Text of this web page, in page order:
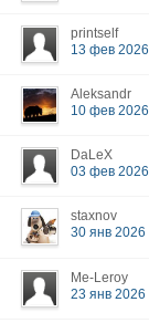
printself
13 фев 2026
Aleksandr
10 фев 2026
DaLeX
03 фев 2026
staxnov
30 янв 2026
Me-Leroy
23 янв 2026